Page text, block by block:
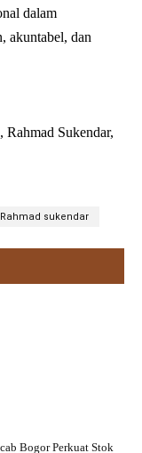
dalam
akuntabel, dan
Sukendar,
Rahmad sukendar
Bogor Perkuat Stok